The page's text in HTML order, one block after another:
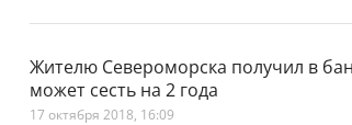
Жителю Североморска получил в
может сесть на 2 года
17 октября 2018, 16:09